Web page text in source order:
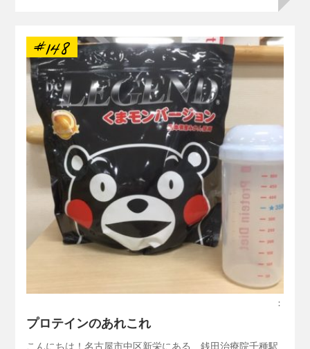
#148
：
プロテインのあれこれ
こんにちは！名古屋市中区新栄にある、銭田治療院千種駅